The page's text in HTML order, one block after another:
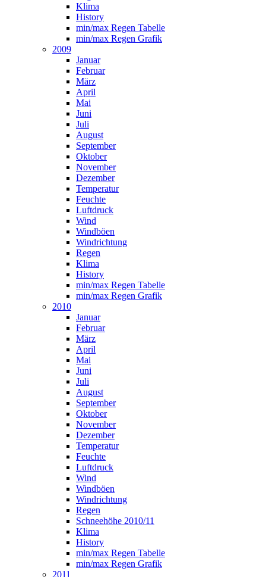
Klima
History
min/max Regen Tabelle
min/max Regen Grafik
2009
Januar
Februar
März
April
Mai
Juni
Juli
August
September
Oktober
November
Dezember
Temperatur
Feuchte
Luftdruck
Wind
Windböen
Windrichtung
Regen
Klima
History
min/max Regen Tabelle
min/max Regen Grafik
2010
Januar
Februar
März
April
Mai
Juni
Juli
August
September
Oktober
November
Dezember
Temperatur
Feuchte
Luftdruck
Wind
Windböen
Windrichtung
Regen
Schneehöhe 2010/11
Klima
History
min/max Regen Tabelle
min/max Regen Grafik
2011